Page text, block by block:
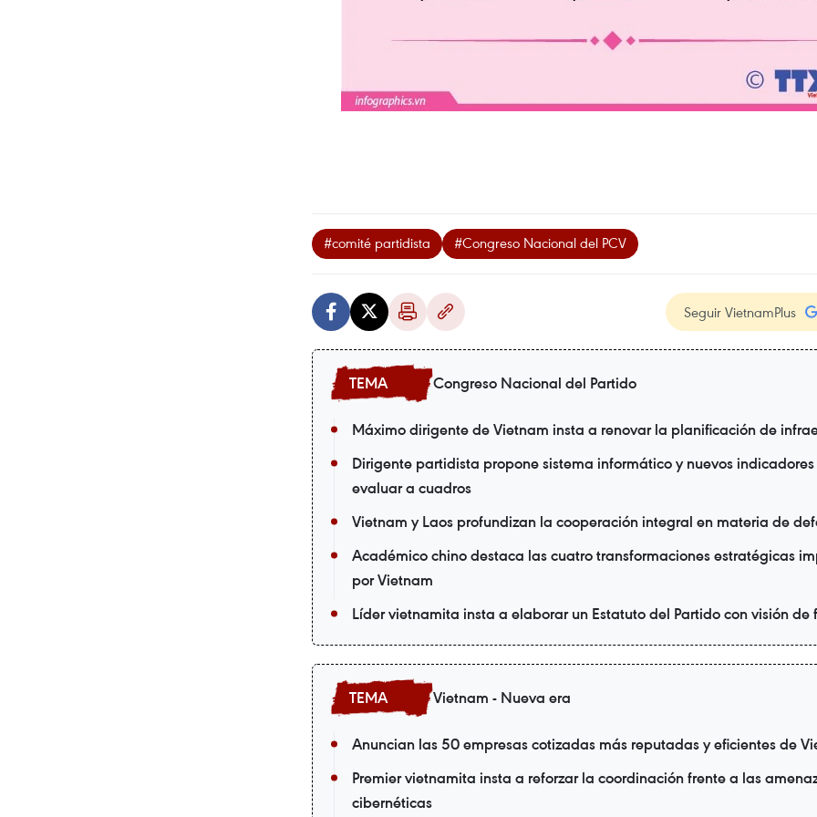
#comité partidista #Congreso Nacional del PCV
Seguir VietnamPlus
Congreso Nacional del Partido
Máximo dirigente de Vietnam insta a renovar la planificación de
Dirigente partidista propone sistema informático y nuevos
evaluar a cuadros
Vietnam y Laos profundizan la cooperación integral en materia de
Académico chino destaca las cuatro transformaciones estratégicas
por Vietnam
Líder vietnamita insta a elaborar un Estatuto del Partido con visión de
Vietnam - Nueva era
Anuncian las 50 empresas cotizadas más reputadas y eficientes de
Premier vietnamita insta a reforzar la coordinación frente a las
cibernéticas